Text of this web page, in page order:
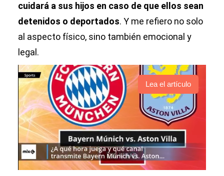
cuidará a sus hijos en caso de que ellos sean
detenidos o deportados. Y me refiero no solo
al aspecto físico, sino también emocional y
legal.
Lea el artículo